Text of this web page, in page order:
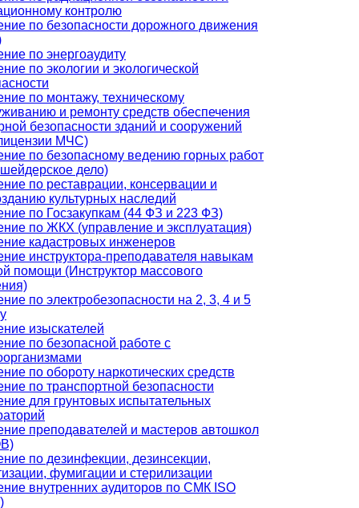
контролю
по безопасности дорожного движения
по энергоаудиту
по экологии и экологической
по монтажу, техническому
и ремонту средств обеспечения
безопасности зданий и сооружений
МЧС)
по безопасному ведению горных работ
дело)
по реставрации, консервации и
культурных наследий
по Госзакупкам (44 ФЗ и 223 ФЗ)
по ЖКХ (управление и эксплуатация)
кадастровых инженеров
инструктора-преподавателя навыкам
помощи (Инструктор массового
по электробезопасности на 2, 3, 4 и 5
изыскателей
по безопасной работе с
по обороту наркотических средств
по транспортной безопасности
для грунтовых испытательных
преподавателей и мастеров автошкол
по дезинфекции, дезинсекции,
фумигации и стерилизации
внутренних аудиторов по СМК ISO